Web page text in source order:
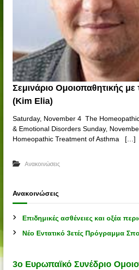
Σεμινάριο Ομοιοπαθητικής με
(Kim Elia)
Saturday, November 4 The
& Emotional Disorders Sunday,
Homeopathic Treatment of Asthma […]
Ανακοινώσεις
Ανακοινώσεις
Επιδημικές ασθένειες και οξέα
Νέο Εντατικό 3ετές Πρόγραμμα
3o Ευρωπαϊκό Συνέδριο